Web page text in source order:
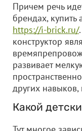
Причем речь
брендах,
https://i-brick.ru/
конструктор
развивает
других
Какой